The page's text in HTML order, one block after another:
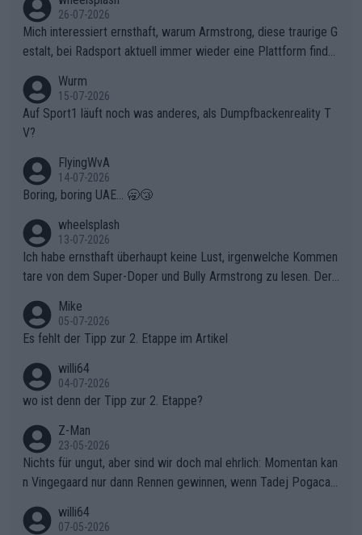
ganze Team auch mental stark zu machen und konkret am Erf
olg teilzuhaben, ist ihm ganz hoch anzurechnen. Das ist ein Zei
chen weit über den Radsport hinaus.
26-07-2026
Mich interessiert ernsthaft, warum Armstrong, diese traurige G
estalt, bei Radsport aktuell immer wieder eine Plattform finde
Wurm
15-07-2026
Auf Sport1 läuft noch was anderes, als Dumpfbackenreality T
V?
FlyingWvA
14-07-2026
Boring, boring UAE... 🥱😴
wheelsplash
13-07-2026
Ich habe ernsthaft überhaupt keine Lust, irgenwelche Kommen
tare von dem Super-Doper und Bully Armstrong zu lesen. Der
r die gehört nicht in dieses Medium!
Mike
05-07-2026
Es fehlt der Tipp zur 2. Etappe im Artikel
willi64
04-07-2026
wo ist denn der Tipp zur 2. Etappe?
Z-Man
23-05-2026
Nichts für ungut, aber sind wir doch mal ehrlich: Momentan kan
n Vingegaard nur dann Rennen gewinnen, wenn Tadej Pogacar
willi64
07-05-2026